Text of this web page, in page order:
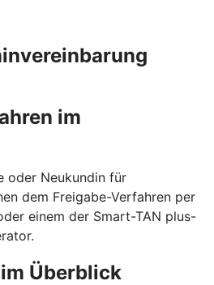
im
oder Neukundin für
dem Freigabe-Verfahren per
einem der Smart-TAN plus-
Überblick